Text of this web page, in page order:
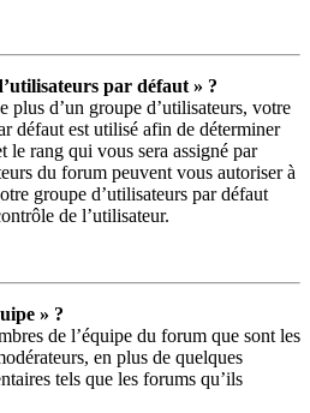
par défaut » ?
plus d’un groupe d’utilisateurs, votre
défaut est utilisé afin de déterminer
le rang qui vous sera assigné par
du forum peuvent vous autoriser à
groupe d’utilisateurs par défaut
de l’utilisateur.
» ?
de l’équipe du forum que sont les
en plus de quelques
tels que les forums qu’ils